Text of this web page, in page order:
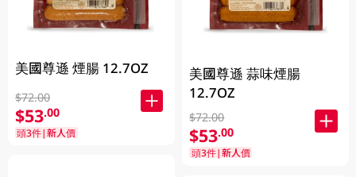
美國尊遜 煙腸 12.7OZ
$72.00
$53.00
頭3件|新人價
美國尊遜 蒜味煙腸
12.7OZ
$72.00
$53.00
頭3件|新人價